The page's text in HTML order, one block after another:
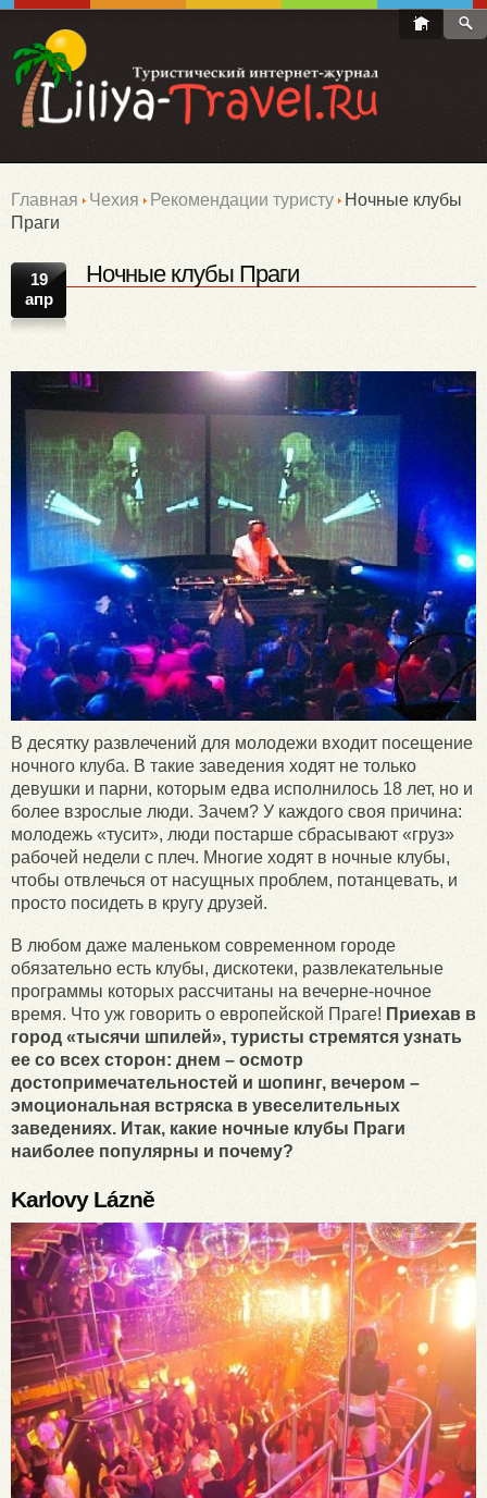
Главная Чехия Рекомендации туристу
Ночные клубы
Праги
19
апр
Ночные клубы Праги
В десятку развлечений для молодежи входит посещение
ночного клуба. В такие заведения ходят не только
девушки и парни, которым едва исполнилось 18 лет, но и
более взрослые люди. Зачем? У каждого своя причина:
молодежь «тусит», люди постарше сбрасывают «груз»
рабочей недели с плеч. Многие ходят в ночные клубы,
чтобы отвлечься от насущных проблем, потанцевать, и
просто посидеть в кругу друзей.
В любом даже маленьком современном городе
обязательно есть клубы, дискотеки, развлекательные
программы которых рассчитаны на вечерне-ночное
время. Что уж говорить о европейской Праге! Приехав в
город «тысячи шпилей», туристы стремятся узнать
ее со всех сторон: днем – осмотр
достопримечательностей и шопинг, вечером –
эмоциональная встряска в увеселительных
заведениях. Итак, какие ночные клубы Праги
наиболее популярны и почему?
Karlovy Lázně